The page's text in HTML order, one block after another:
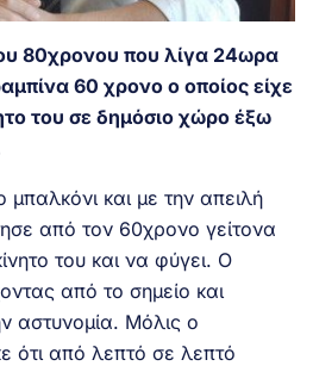
80χρονου που λίγα 24ωρα
60 χρονο ο οποίος είχε
του σε δημόσιο χώρο έξω
και με την απειλή
από τον 60χρονο γείτονα
του και να φύγει. Ο
από το σημείο και
αστυνομία. Μόλις ο
ότι από λεπτό σε λεπτό